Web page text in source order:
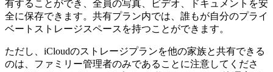
有することができ、全員の写真、ビデオ、ドキュメントを安
全に保存できます。共有プラン内では、誰もが自分のプライ
ベートストレージスペースを持つことができます。
ただし、iCloudのストレージプランを他の家族と共有できる
のは、ファミリー管理者のみであることに注意してくださ